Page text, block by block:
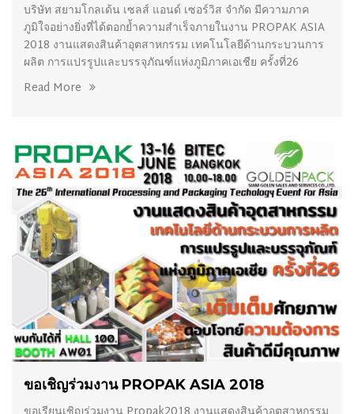
บริษัท สยามโกลเด้น เซลส์ แอนด์ เซอร์วิส จำกัด มีความภาค
ภูมิใจอย่างยิ่งที่ได้ตอกย้ำความสำเร็จภายในงาน PROPAK ASIA
2018 งานแสดงสินค้าอุตสาหกรรม เทคโนโลยีด้านกระบวนการ
ผลิต การแปรรูปและบรรจุภัณฑ์แห่งภูมิภาคเอเชีย ครั้งที่26
Read More
16/07/2018
ขอเชิญร่วมงาน PROPAK ASIA 2018